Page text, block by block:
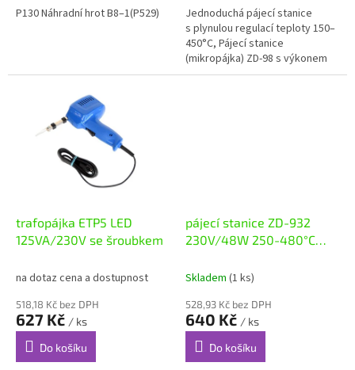
P130 Náhradní hrot B8–1(P529)
Jednoduchá pájecí stanice
s plynulou regulací teploty 150–
450°C, Pájecí stanice
(mikropájka) ZD-98 s výkonem
48W je vhodná jak pro práci s
trafopájka ETP5 LED
125VA/230V se šroubkem
na dotaz cena a dostupnost
518,18 Kč bez DPH
627 Kč / ks
Do košíku
pájecí stanice ZD-932
230V/48W 250-480°C
Skladem (1 ks)
528,93 Kč bez DPH
640 Kč / ks
Do košíku